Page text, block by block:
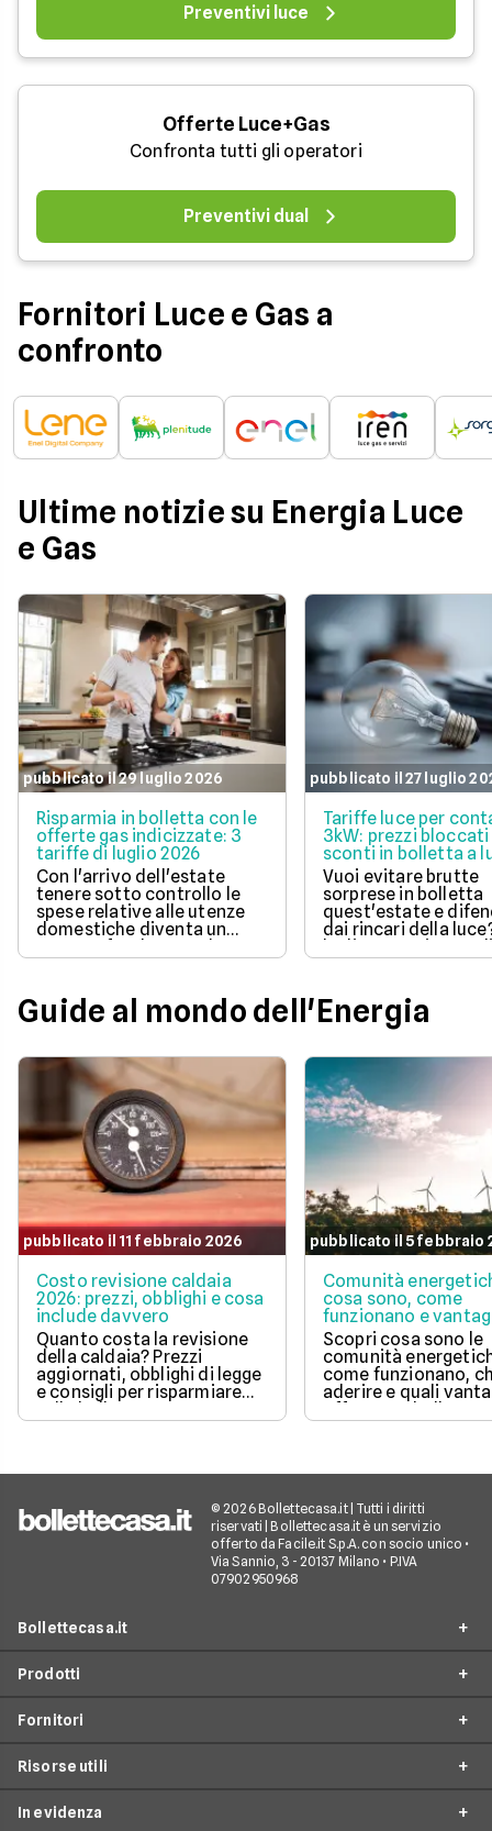
Preventivi luce
Offerte Luce+Gas
Confronta tutti gli operatori
Preventivi dual
Fornitori Luce e Gas a
confronto
Ultime notizie su Energia Luce
e Gas
pubblicato il 29 luglio 2026
Risparmia in bolletta con le
offerte gas indicizzate: 3
tariffe di luglio 2026
Con l'arrivo dell'estate
tenere sotto controllo le
spese relative alle utenze
domestiche diventa un
aspetto fondamentale per
la pianificazione del bilancio
soluzione a prezzo variabile
consente di agganciare la
all'andamento aggiornato
del mercato dell'energia
naturale.
pubblicato il 27 luglio
Tariffe luce per
3kW: prezzi bloccati
sconti in bolletta a
2026
Vuoi evitare brutte
sorprese in bolletta
quest'estate e
dai rincari della
luglio 2026 ci sono
offerte con prezzo
aiutano a tenere
controllo le spese di
Scopri la soluzione
conveniente per te
quelle proposte da
Illumia e Ajò Energia
risparmiare fin da
Guide al mondo dell'Energia
pubblicato il 11 febbraio 2026
Costo revisione caldaia
2026: prezzi, obblighi e cosa
include davvero
Quanto costa la revisione
della caldaia? Prezzi
aggiornati, obblighi di legge
e consigli per risparmiare
sulla bolletta gas.
pubblicato il 5 febbraio
Comunità
cosa sono, come
funzionano e
Scopri cosa sono le
comunità
come funzionano,
aderire e quali
offrono su bolletta e
sostenibilità.
© 2026 Bollettecasa.it | Tutti i diritti
riservati | Bollettecasa.it è un servizio
offerto da Facile.it S.p.A. con socio unico •
Via Sannio, 3 - 20137 Milano • P.IVA
07902950968
Bollettecasa.it
Contatti
Servizio clienti
Prodotti
Offerte Internet Casa
Offerte Telefonia mobile
Fornitori
Provider Internet
Risorse utili
In evidenza